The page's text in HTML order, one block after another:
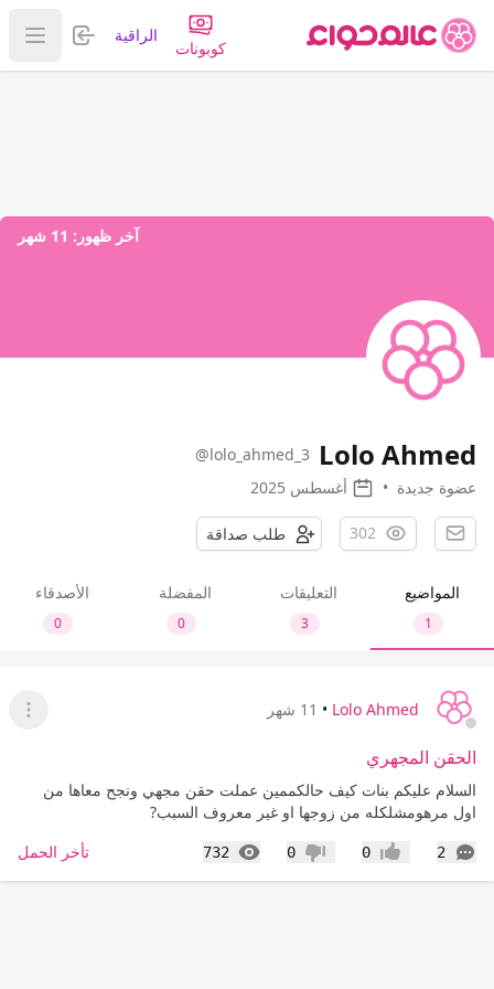
كوبونات
الراقية تسجيل
عرض
آخر ظهور: 11 شهر
Lolo Ahmed
@lolo_ahmed_3
عضوة جديدة • أغسطس 2025
302 طلب صداقة
المواضيع
1
التعليقات
3
المفضلة
0
الأصدقاء
0
Lolo Ahmed
• 11 شهر
عرض
الحقن المجهري
السلام عليكم بنات كيف حالكممين عملت حقن مجهي ونجح معاها من
اول مرهومشلكله من زوجها او غير معروف السبب?
2
التعليقات إعجاب0 عدم إعجاب
0
732
المشاهدات تأخر الحمل